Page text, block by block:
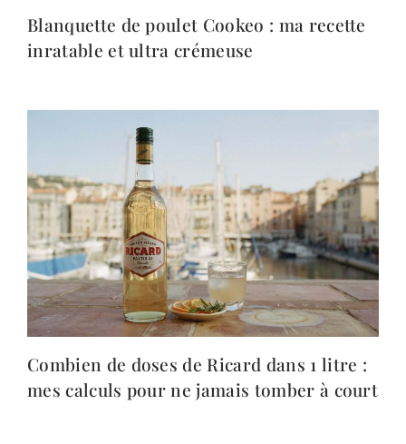
Blanquette de poulet Cookeo : ma recette
inratable et ultra crémeuse
Combien de doses de Ricard dans 1 litre :
mes calculs pour ne jamais tomber à court